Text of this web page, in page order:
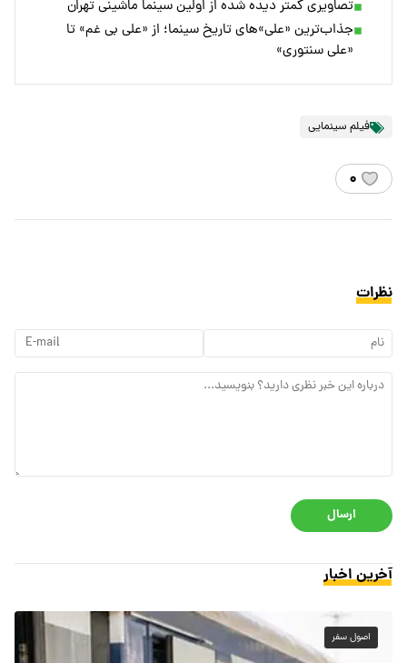
تصاویری کمتر دیده شده از اولین سینما ماشینی تهران
جذاب‌ترین «علی»های تاریخ سینما؛ از «علی بی غم» تا
«علی سنتوری»
فیلم سینمایی
۰
نظرات
ارسال
آخرین اخبار
اصول سفر